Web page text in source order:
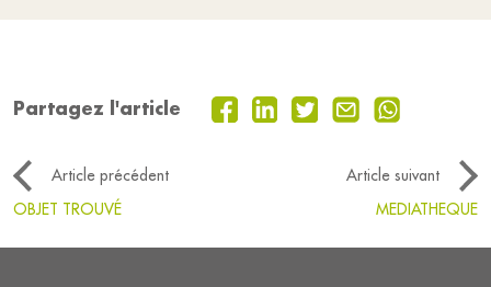
Partagez l'article
Article précédent
Article suivant
OBJET TROUVÉ
MEDIATHEQUE